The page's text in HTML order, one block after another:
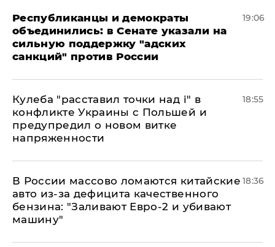
Республиканцы и демократы
объединились: в Сенате указали на
сильную поддержку "адских
санкций" против России
19:06
Кулеба "расставил точки над і" в
конфликте Украины с Польшей и
предупредил о новом витке
напряженности
18:55
В России массово ломаются китайские
авто из-за дефицита качественного
бензина: "Заливают Евро-2 и убивают
машину"
18:36